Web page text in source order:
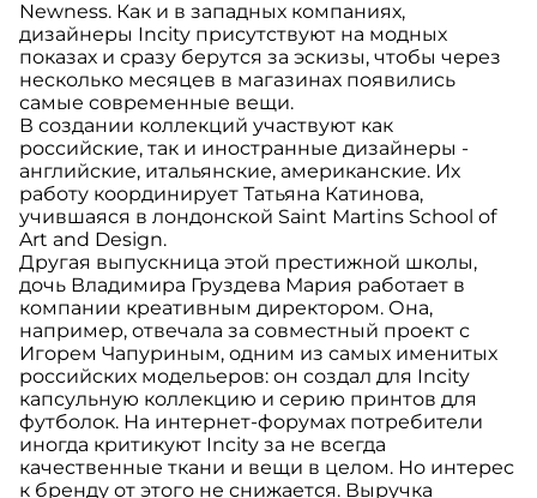
Newness. Как и в западных компаниях,
дизайнеры Incity присутствуют на модных
показах и сразу берутся за эскизы, чтобы через
несколько месяцев в магазинах появились
самые современные вещи.
В создании коллекций участвуют как
российские, так и иностранные дизайнеры -
английские, итальянские, американские. Их
работу координирует Татьяна Катинова,
учившаяся в лондонской Saint Martins School of
Art and Design.
Другая выпускница этой престижной школы,
дочь Владимира Груздева Мария работает в
компании креативным директором. Она,
например, отвечала за совместный проект с
Игорем Чапуриным, одним из самых именитых
российских модельеров: он создал для Incity
капсульную коллекцию и серию принтов для
футболок. На интернет-форумах потребители
иногда критикуют Incity за не всегда
качественные ткани и вещи в целом. Но интерес
к бренду от этого не снижается. Выручка